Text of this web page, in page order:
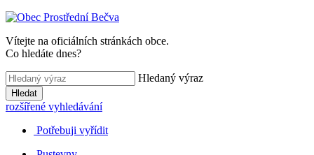
Vítejte na oficiálních stránkách obce.
Co hledáte dnes?
Hledaný výraz
Hledat
rozšířené vyhledávání
Potřebuji vyřídit